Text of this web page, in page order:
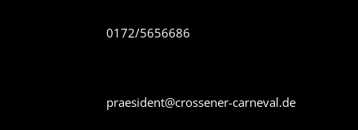
0172/5656686
praesident@crossener-carneval.de